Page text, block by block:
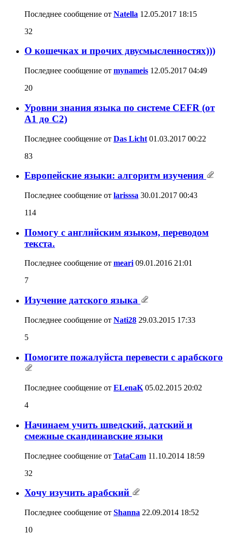
Последнее сообщение от Natella 12.05.2017 18:15
32
О кошечках и прочих двусмысленностях)))
Последнее сообщение от mynameis 12.05.2017 04:49
20
Уровни знания языка по системе CEFR (от
A1 до C2)
Последнее сообщение от Das Licht 01.03.2017 00:22
83
Европейские языки: алгоритм изучения
Последнее сообщение от larisssa 30.01.2017 00:43
114
Помогу с английским языком, переводом
текста.
Последнее сообщение от meari 09.01.2016 21:01
7
Изучение датского языка
Последнее сообщение от Nati28 29.03.2015 17:33
5
Помогите пожалуйста перевести с арабского
Последнее сообщение от ELenaK 05.02.2015 20:02
4
Начинаем учить шведский, датский и
смежные скандинавские языки
Последнее сообщение от TataCam 11.10.2014 18:59
32
Хочу изучить арабский
Последнее сообщение от Shanna 22.09.2014 18:52
10